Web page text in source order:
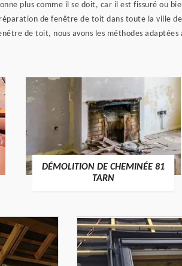
plus comme il se doit, car il est fissuré ou
de fenêtre de toit dans toute la ville
de toit, nous avons les méthodes
DÉMOLITION DE CHEMINÉE 81
TARN